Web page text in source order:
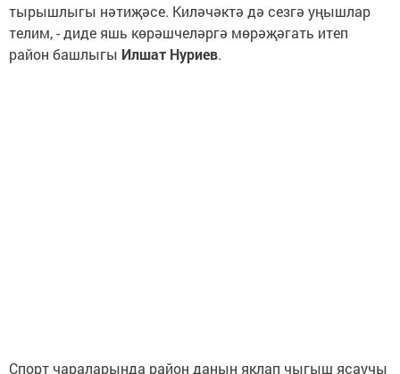
тырышлыгы нәтиҗәсе. Киләчәктә дә сезгә уңышлар
телим, - диде яшь көрәшчеләргә мөрәҗәгать итеп
район башлыгы Илшат Нуриев.
Спорт чараларында район данын яклап чыгыш ясаучы